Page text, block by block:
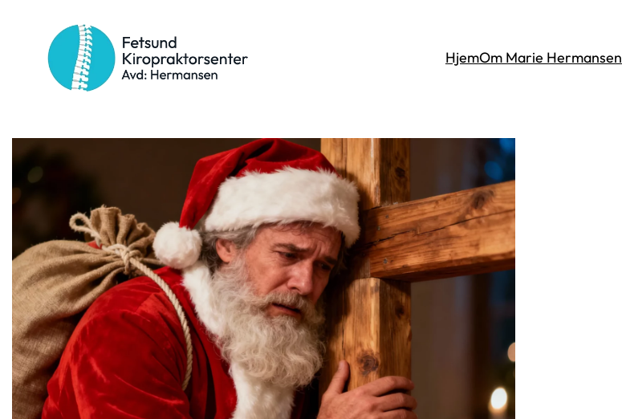
HjemOm Marie Hermansen
Kategori:korsryggsmerter